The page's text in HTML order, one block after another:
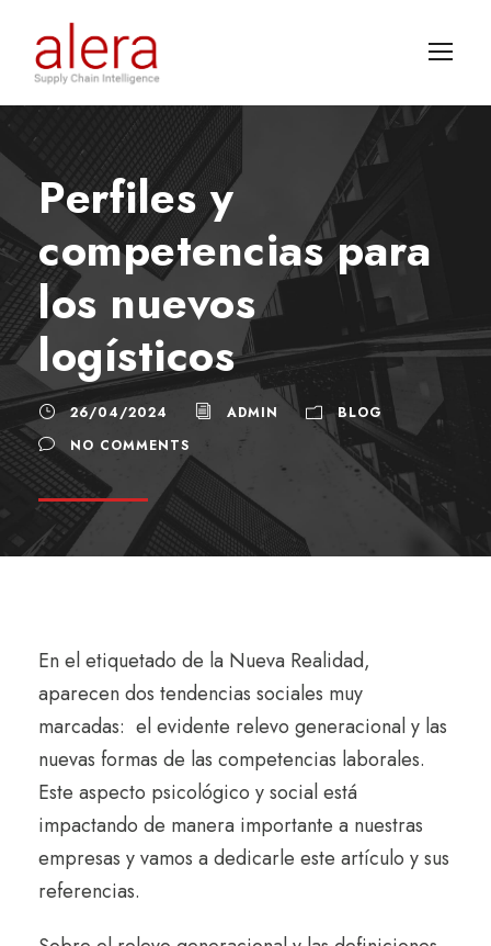
Perfiles y
competencias para
los nuevos
logísticos
26/04/2024 ADMIN
BLOG
NO COMMENTS
En el etiquetado de la Nueva Realidad,
aparecen dos tendencias sociales muy
marcadas: el evidente relevo generacional y las
nuevas formas de las competencias laborales.
Este aspecto psicológico y social está
impactando de manera importante a nuestras
empresas y vamos a dedicarle este artículo y sus
referencias.